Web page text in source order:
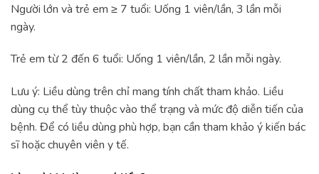
Người lớn và trẻ em ≥ 7 tuổi: Uống 1 viên/lần, 3 lần mỗi
ngày.
Trẻ em từ 2 đến 6 tuổi: Uống 1 viên/lần, 2 lần mỗi ngày.
Lưu ý: Liều dùng trên chỉ mang tính chất tham khảo. Liều
dùng cụ thể tùy thuộc vào thể trạng và mức độ diễn tiến của
bệnh. Để có liều dùng phù hợp, bạn cần tham khảo ý kiến bác
sĩ hoặc chuyên viên y tế.